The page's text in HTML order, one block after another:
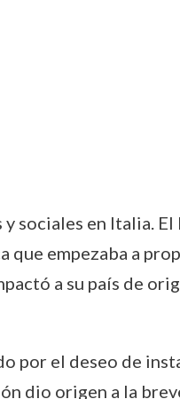
sociales en Italia.
empezaba a
a su país de
por el deseo de
dio origen a la